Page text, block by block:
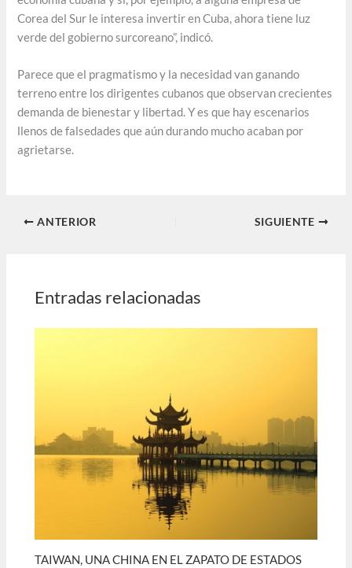
Corea del Sur le interesa invertir en Cuba, ahora tiene luz
verde del gobierno surcoreano”, indicó.
Parece que el pragmatismo y la necesidad van ganando
terreno entre los dirigentes cubanos que observan crecientes
demanda de bienestar y libertad. Y es que hay escenarios
llenos de falsedades que aún durando mucho acaban por
agrietarse.
ANTERIOR SIGUIENTE
Entradas relacionadas
TAIWAN, UNA CHINA EN EL ZAPATO DE ESTADOS